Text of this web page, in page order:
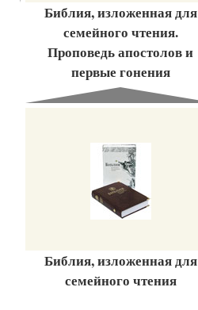
Библия, изложенная для
семейного чтения.
Проповедь апостолов и
первые гонения
Библия, изложенная для
семейного чтения